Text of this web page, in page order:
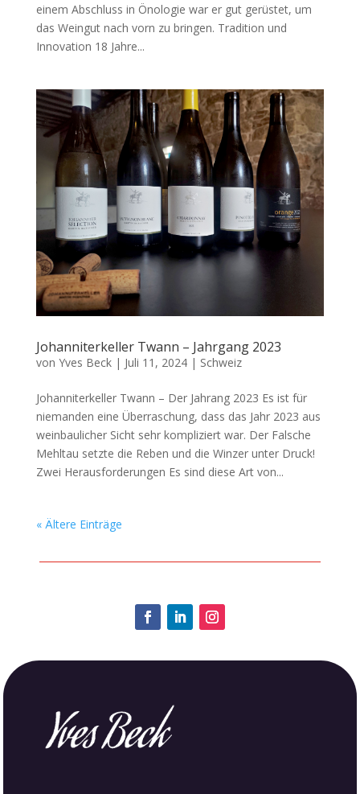
einem Abschluss in Önologie war er gut gerüstet, um
das Weingut nach vorn zu bringen. Tradition und
Innovation 18 Jahre...
Johanniterkeller Twann – Jahrgang 2023
von Yves Beck| Juli 11, 2024| Schweiz
Johanniterkeller Twann – Der Jahrang 2023 Es ist für
niemanden eine Überraschung, dass das Jahr 2023 aus
weinbaulicher Sicht sehr kompliziert war. Der Falsche
Mehltau setzte die Reben und die Winzer unter Druck!
Zwei Herausforderungen Es sind diese Art von...
« Ältere Einträge